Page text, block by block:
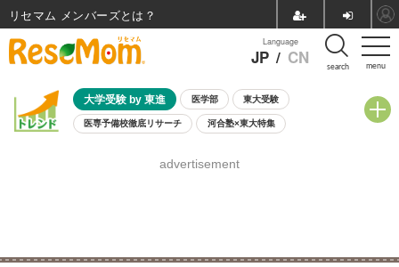
menu
Language
JP / CN search
大学受験 by 東進 医学部 東大受験
医専予備校徹底リサーチ 河合塾×東大特集
8月開催学校説明会・相談会
advertisement
リセマム メンバーズ